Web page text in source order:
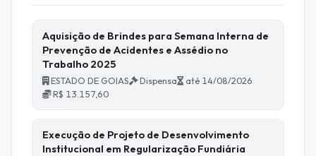
Aquisição de Brindes para Semana Interna de
Prevenção de Acidentes e Assédio no
Trabalho 2025
ESTADO DE GOIAS Dispensa
até 14/08/2026
R$ 13.157,60
Execução de Projeto de Desenvolvimento
Institucional em Regularização Fundiária